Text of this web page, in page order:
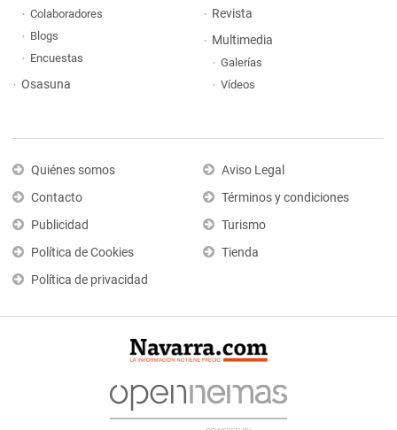
Colaboradores
Blogs
Encuestas
Osasuna
Revista
Multimedia
Galerías
Vídeos
Quiénes somos
Contacto
Publicidad
Política de Cookies
Política de privacidad
Aviso Legal
Términos y condiciones
Turismo
Tienda